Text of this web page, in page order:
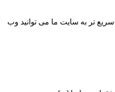
تر به سایت ما می توانید وب